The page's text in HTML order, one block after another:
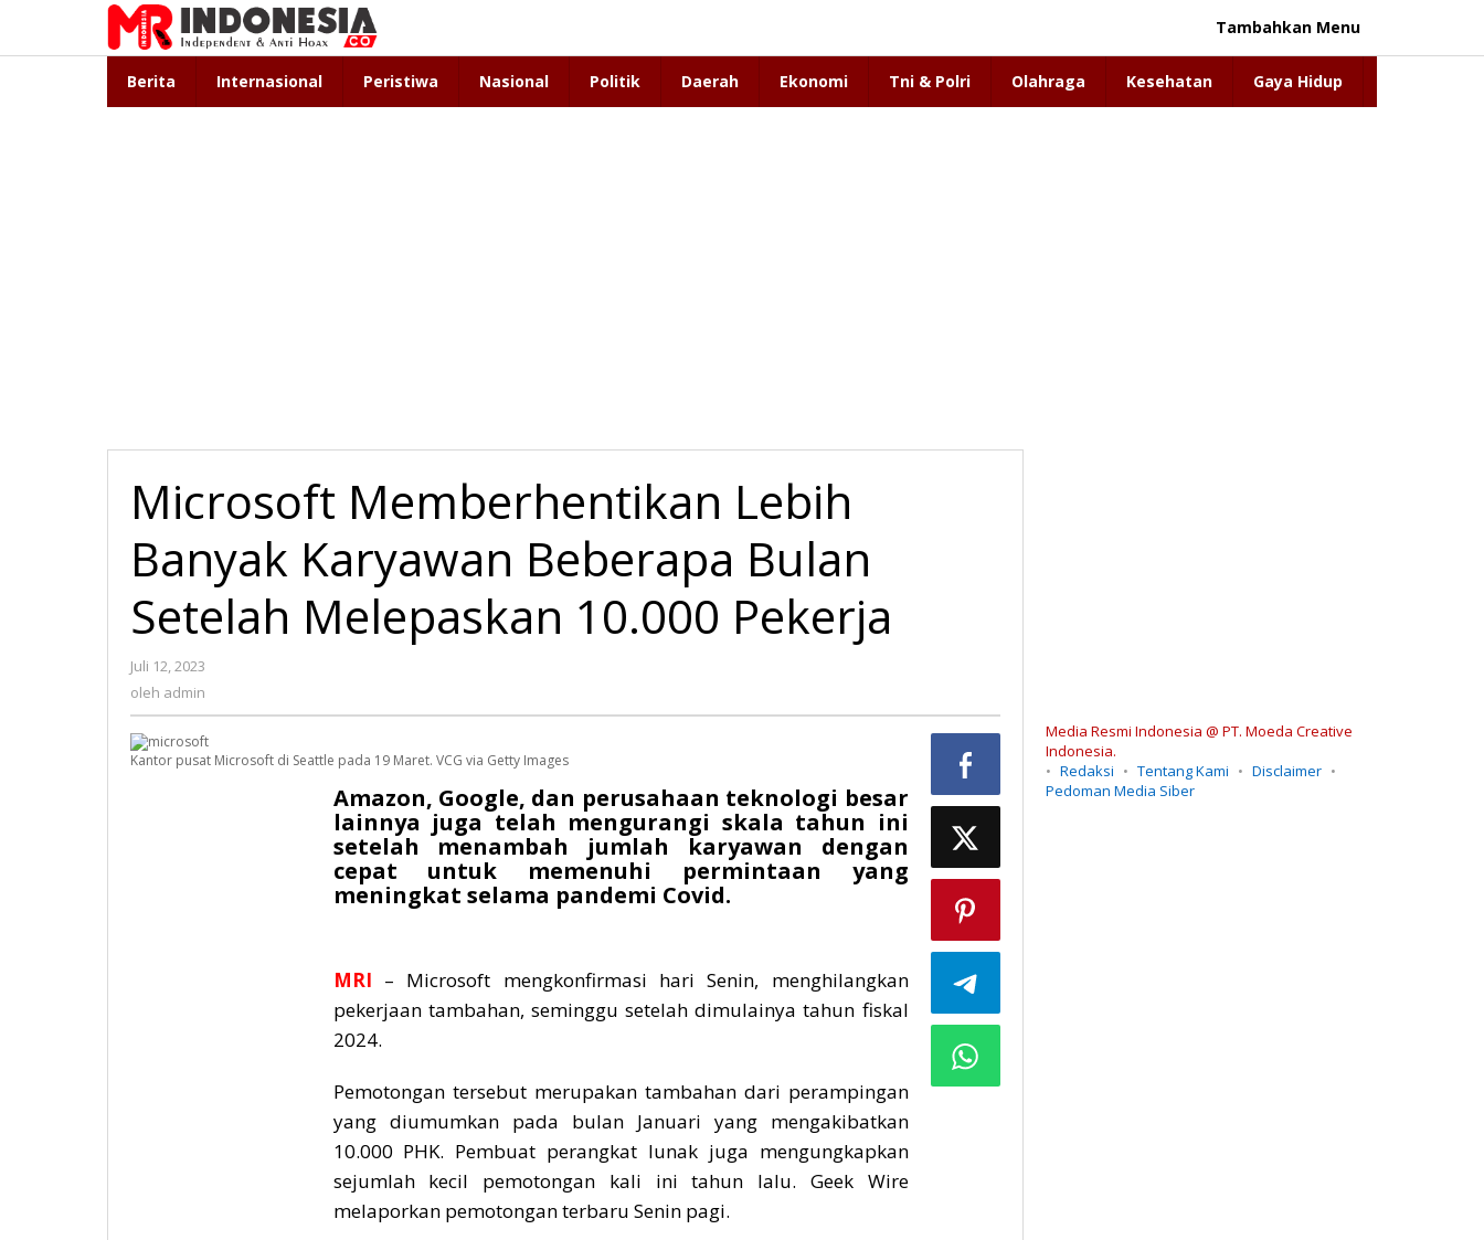
konten
Tambahkan Menu
Berita Internasional Peristiwa Nasional Politik Daerah Ekonomi Tni & Polri Olahraga Kesehatan Gaya Hidup
Microsoft Memberhentikan Lebih
Banyak Karyawan Beberapa Bulan
Setelah Melepaskan 10.000 Pekerja
Juli 12, 2023
oleh admin
Kantor pusat Microsoft di Seattle pada 19 Maret. VCG via Getty Images
Amazon, Google, dan perusahaan teknologi besar
lainnya juga telah mengurangi skala tahun ini
setelah menambah jumlah karyawan dengan
cepat untuk memenuhi permintaan yang
meningkat selama pandemi Covid.
MRI – Microsoft mengkonfirmasi hari Senin, menghilangkan
pekerjaan tambahan, seminggu setelah dimulainya tahun fiskal
2024.
Pemotongan tersebut merupakan tambahan dari perampingan
yang diumumkan pada bulan Januari yang mengakibatkan
10.000 PHK. Pembuat perangkat lunak juga mengungkapkan
sejumlah kecil pemotongan kali ini tahun lalu. Geek Wire
melaporkan pemotongan terbaru Senin pagi.
Media Resmi Indonesia @ PT. Moeda Creative
Indonesia.
Redaksi
Tentang Kami
Disclaimer
Pedoman Media Siber